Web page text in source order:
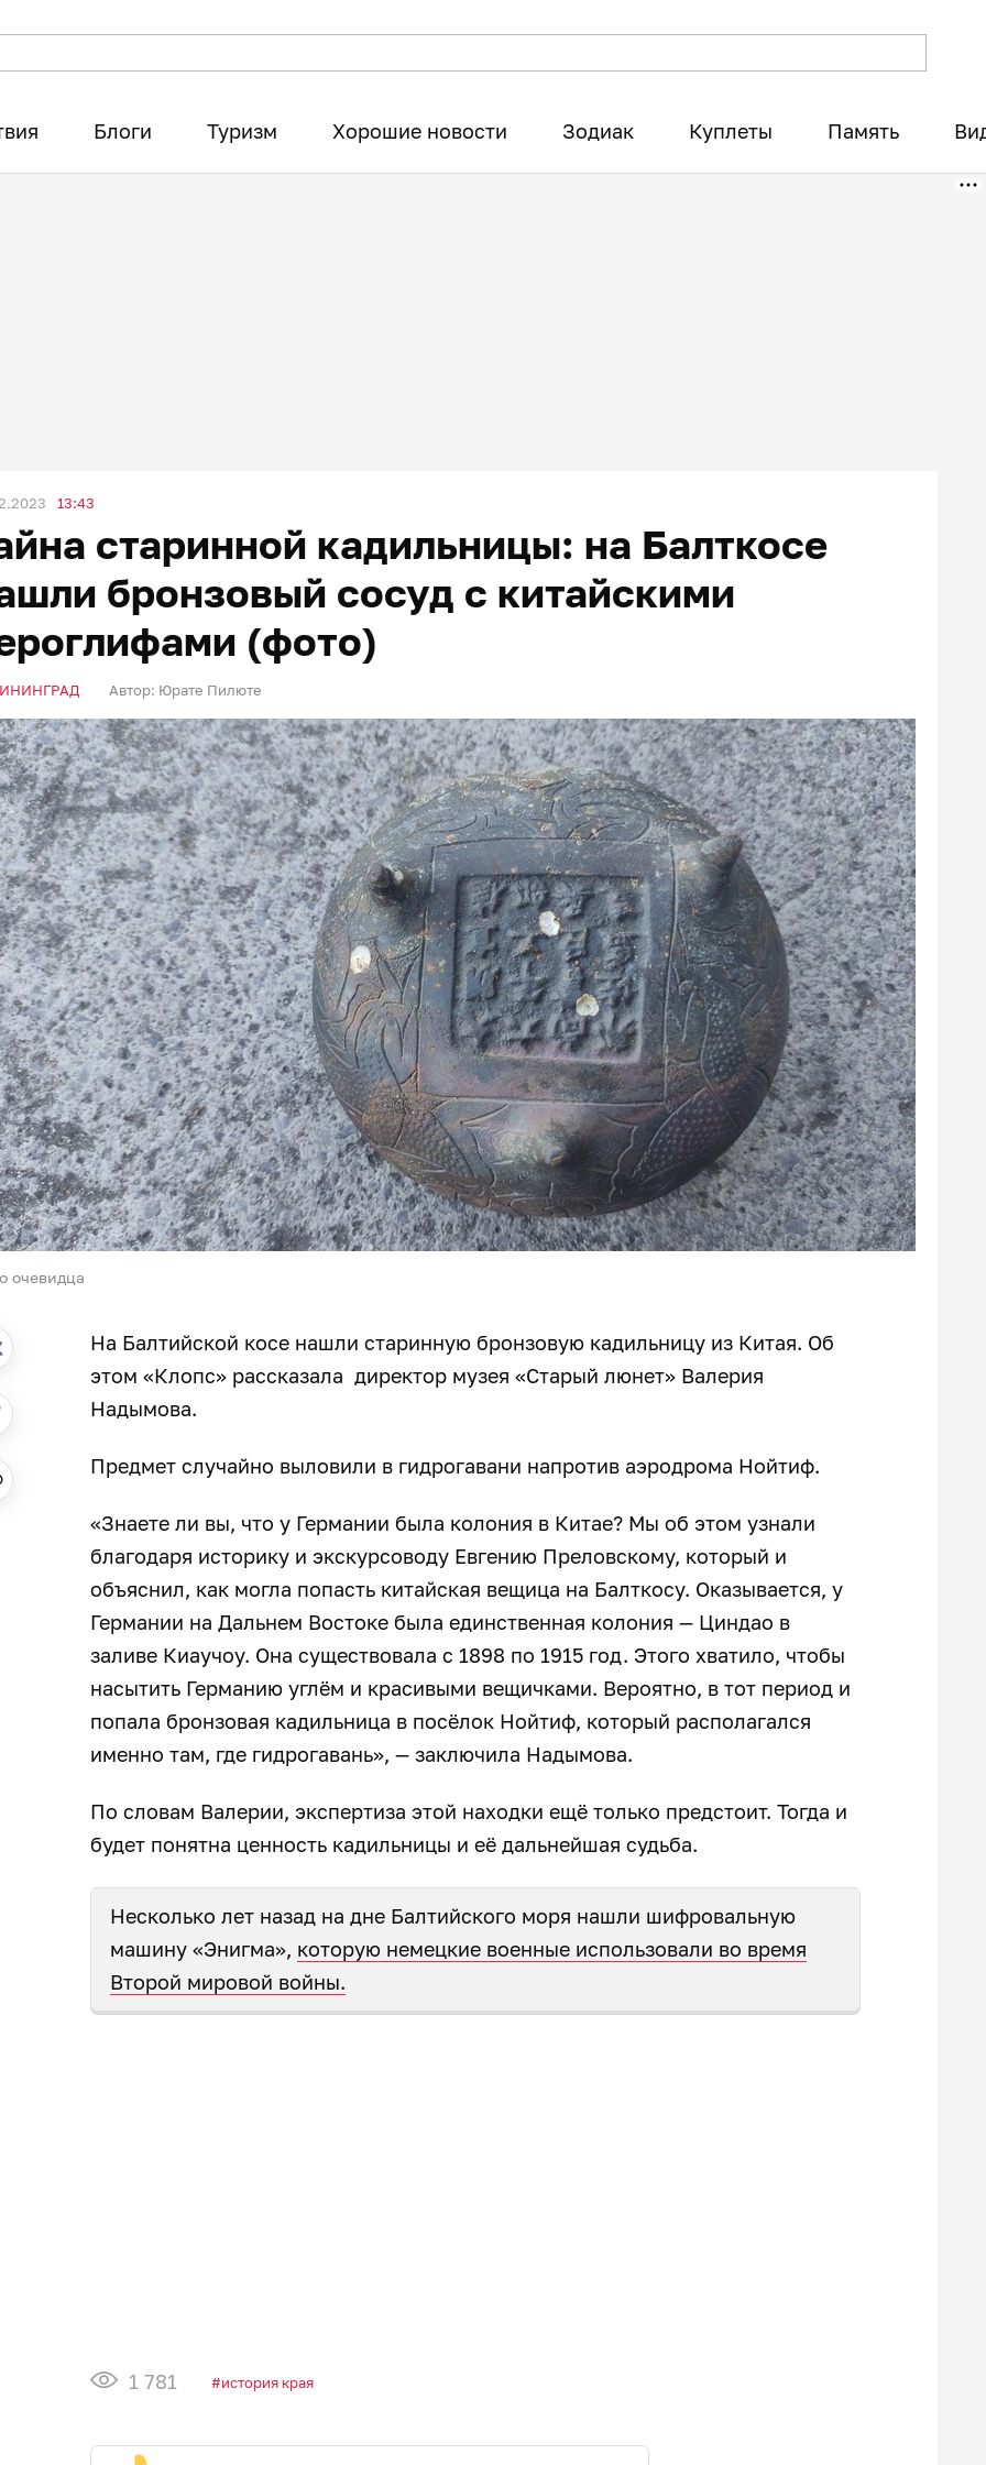
Блоги Туризм Хорошие новости Зодиак Куплеты Память
13:43
старинной кадильницы: на Балткосе
бронзовый сосуд с китайскими
(фото)
Автор: Юрате Пилюте
очевидца
На Балтийской косе нашли старинную бронзовую кадильницу из Китая. Об
этом «Клопс» рассказала директор музея «Старый люнет» Валерия
Надымова.
Предмет случайно выловили в гидрогавани напротив аэродрома Нойтиф.
«Знаете ли вы, что у Германии была колония в Китае? Мы об этом узнали
благодаря историку и экскурсоводу Евгению Преловскому, который и
объяснил, как могла попасть китайская вещица на Балткосу. Оказывается, у
Германии на Дальнем Востоке была единственная колония — Циндао в
заливе Киаучоу. Она существовала с 1898 по 1915 год. Этого хватило, чтобы
насытить Германию углём и красивыми вещичками. Вероятно, в тот период и
попала бронзовая кадильница в посёлок Нойтиф, который располагался
именно там, где гидрогавань», — заключила Надымова.
По словам Валерии, экспертиза этой находки ещё только предстоит. Тогда и
будет понятна ценность кадильницы и её дальнейшая судьба.
Несколько лет назад на дне Балтийского моря нашли шифровальную
машину «Энигма», которую немецкие военные использовали во время
Второй мировой войны.
1 781 история края